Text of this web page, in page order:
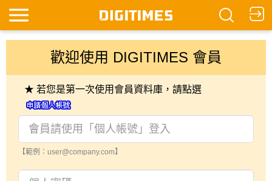
歡迎使用 DIGITIMES 會員
★ 若您是第一次使用會員資料庫，請點選
【範例：user@company.com】